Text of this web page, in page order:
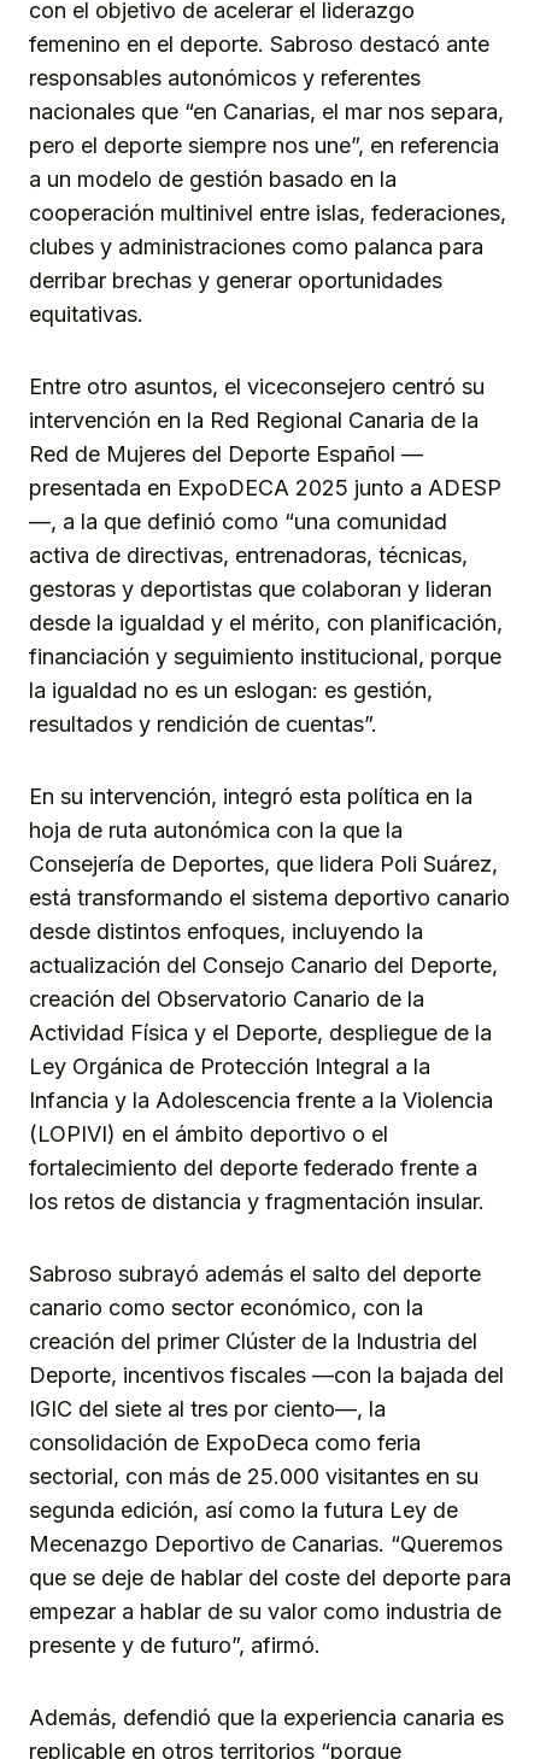
con el objetivo de acelerar el liderazgo
femenino en el deporte. Sabroso destacó ante
responsables autonómicos y referentes
nacionales que “en Canarias, el mar nos separa,
pero el deporte siempre nos une”, en referencia
a un modelo de gestión basado en la
cooperación multinivel entre islas, federaciones,
clubes y administraciones como palanca para
derribar brechas y generar oportunidades
equitativas.
Entre otro asuntos, el viceconsejero centró su
intervención en la Red Regional Canaria de la
Red de Mujeres del Deporte Español —
presentada en ExpoDECA 2025 junto a ADESP
—, a la que definió como “una comunidad
activa de directivas, entrenadoras, técnicas,
gestoras y deportistas que colaboran y lideran
desde la igualdad y el mérito, con planificación,
financiación y seguimiento institucional, porque
la igualdad no es un eslogan: es gestión,
resultados y rendición de cuentas”.
En su intervención, integró esta política en la
hoja de ruta autonómica con la que la
Consejería de Deportes, que lidera Poli Suárez,
está transformando el sistema deportivo canario
desde distintos enfoques, incluyendo la
actualización del Consejo Canario del Deporte,
creación del Observatorio Canario de la
Actividad Física y el Deporte, despliegue de la
Ley Orgánica de Protección Integral a la
Infancia y la Adolescencia frente a la Violencia
(LOPIVI) en el ámbito deportivo o el
fortalecimiento del deporte federado frente a
los retos de distancia y fragmentación insular.
Sabroso subrayó además el salto del deporte
canario como sector económico, con la
creación del primer Clúster de la Industria del
Deporte, incentivos fiscales —con la bajada del
IGIC del siete al tres por ciento—, la
consolidación de ExpoDeca como feria
sectorial, con más de 25.000 visitantes en su
segunda edición, así como la futura Ley de
Mecenazgo Deportivo de Canarias. “Queremos
que se deje de hablar del coste del deporte para
empezar a hablar de su valor como industria de
presente y de futuro”, afirmó.
Además, defendió que la experiencia canaria es
replicable en otros territorios “porque